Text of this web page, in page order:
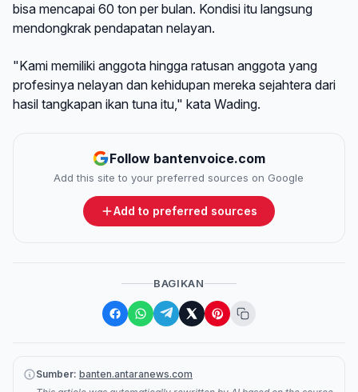
bisa mencapai 60 ton per bulan. Kondisi itu langsung
mendongkrak pendapatan nelayan.
"Kami memiliki anggota hingga ratusan anggota yang
profesinya nelayan dan kehidupan mereka sejahtera dari
hasil tangkapan ikan tuna itu," kata Wading.
Follow bantenvoice.com
Add this site to your preferred sources on Google
Add to preferred sources
BAGIKAN
Sumber: banten.antaranews.com